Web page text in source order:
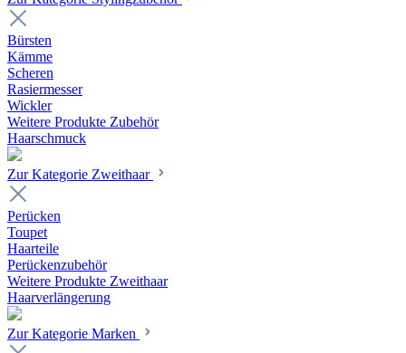
Bürsten
Kämme
Scheren
Rasiermesser
Wickler
Weitere Produkte Zubehör
Haarschmuck
Zur Kategorie Zweithaar
Perücken
Toupet
Haarteile
Perückenzubehör
Weitere Produkte Zweithaar
Haarverlängerung
Zur Kategorie Marken